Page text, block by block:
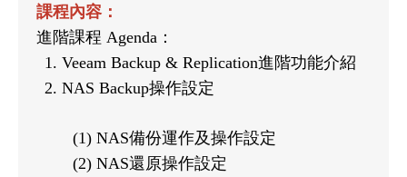
課程內容：
進階課程 Agenda：
Veeam Backup & Replication進階功能介紹
NAS Backup操作設定
(1) NAS備份運作及操作設定
(2) NAS還原操作設定